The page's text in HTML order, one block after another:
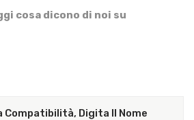
cosa dicono di noi su
Compatibilità, Digita Il Nome